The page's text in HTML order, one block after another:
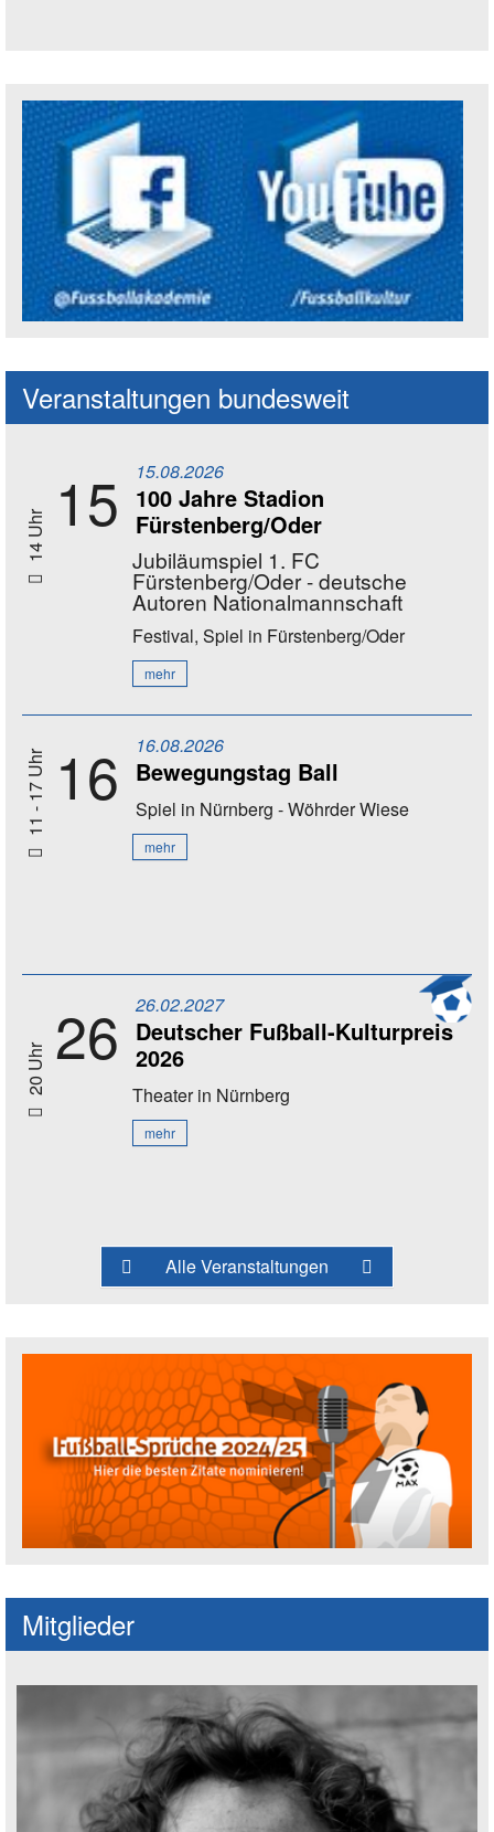
Veranstaltungen bundesweit
14 Uhr 15 15.08.2026
100 Jahre Stadion
Fürstenberg/Oder
Jubiläumspiel 1. FC
Fürstenberg/Oder - deutsche
Autoren Nationalmannschaft
Festival, Spiel in Fürstenberg/Oder
mehr
11 - 17 Uhr 16 16.08.2026
Bewegungstag Ball
Spiel in Nürnberg - Wöhrder Wiese
mehr
20 Uhr 26 26.02.2027
Deutscher Fußball-Kulturpreis
2026
Theaterin Nürnberg
mehr
Alle Veranstaltungen
Mitglieder